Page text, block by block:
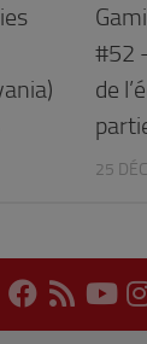
#52
de
25